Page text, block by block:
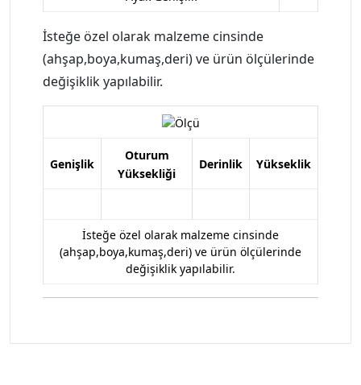
İsteğe özel olarak malzeme cinsinde
(ahşap,boya,kumaş,deri) ve ürün ölçülerinde
değişiklik yapılabilir.
Genişlik
Oturum
Yüksekliği
Derinlik Yükseklik
İsteğe özel olarak malzeme cinsinde
(ahşap,boya,kumaş,deri) ve ürün ölçülerinde
değişiklik yapılabilir.